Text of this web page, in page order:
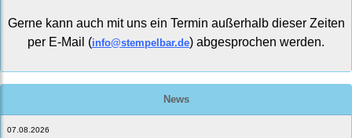
Gerne kann auch mit uns ein Termin außerhalb dieser Zeiten
per E-Mail (info@stempelbar.de) abgesprochen werden.
News
07.08.2026